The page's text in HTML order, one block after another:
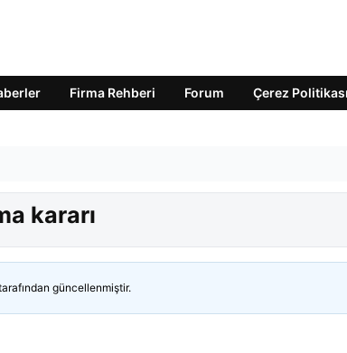
Firma Rehberi Forum Çerez Politikası
kararı
güncellenmiştir.